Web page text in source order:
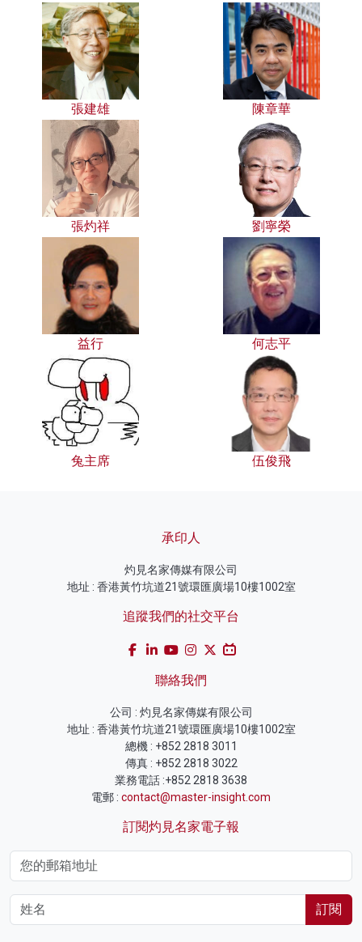
張建雄 陳章華
張灼祥 劉寧榮
益行 何志平
兔主席 伍俊飛
承印人
灼見名家傳媒有限公司
地址 : 香港黃竹坑道21號環匯廣場10樓1002室
追蹤我們的社交平台
聯絡我們
公司 : 灼見名家傳媒有限公司
地址 : 香港黃竹坑道21號環匯廣場10樓1002室
總機 : +852 2818 3011
傳真 : +852 2818 3022
業務電話 :+852 2818 3638
電郵 : contact@master-insight.com
訂閱灼見名家電子報
訂閱